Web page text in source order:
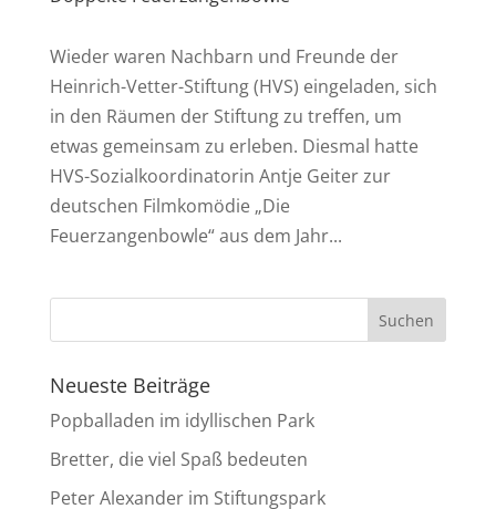
Wieder waren Nachbarn und Freunde der
Heinrich-Vetter-Stiftung (HVS) eingeladen, sich
in den Räumen der Stiftung zu treffen, um
etwas gemeinsam zu erleben. Diesmal hatte
HVS-Sozialkoordinatorin Antje Geiter zur
deutschen Filmkomödie „Die
Feuerzangenbowle“ aus dem Jahr...
Neueste Beiträge
Popballaden im idyllischen Park
Bretter, die viel Spaß bedeuten
Peter Alexander im Stiftungspark